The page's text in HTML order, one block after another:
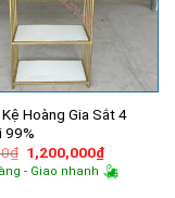
Kệ Hoàng Gia Sắt 4
99%
₫ Giá
gốc
là:
1,200,000₫Giá
hiện
tại
- Giao nhanh